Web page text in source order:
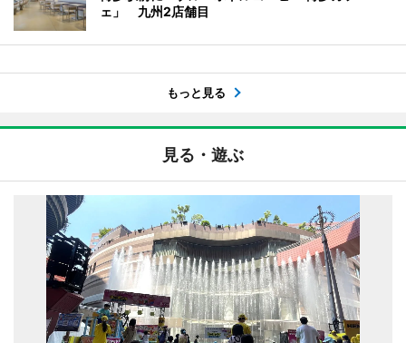
ェ」 九州2店舗目
もっと見る
見る・遊ぶ